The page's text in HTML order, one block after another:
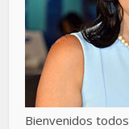
Bienvenidos